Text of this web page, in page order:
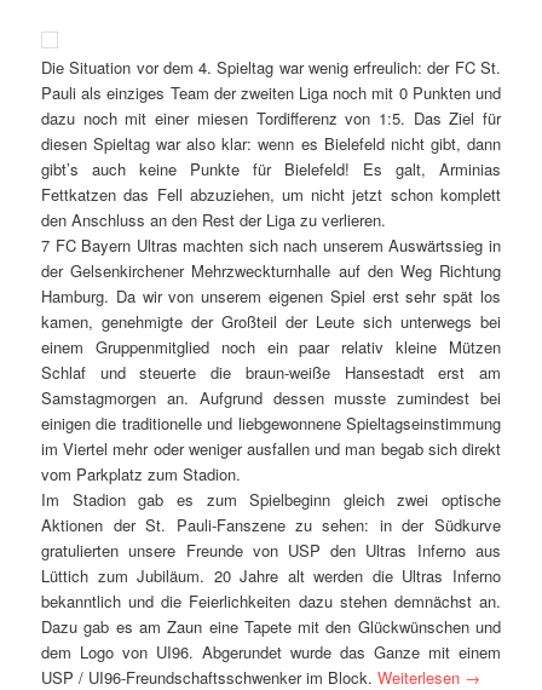
Die Situation vor dem 4. Spieltag war wenig erfreulich: der FC St.
Pauli als einziges Team der zweiten Liga noch mit 0 Punkten und
dazu noch mit einer miesen Tordifferenz von 1:5. Das Ziel für
diesen Spieltag war also klar: wenn es Bielefeldnicht gibt, dann
gibt’s auch keine Punkte für Bielefeld! Es galt, Arminias
Fettkatzen das Fell abzuziehen, um nicht jetzt schon komplett
den Anschluss an den Rest der Liga zu verlieren.
7 FC Bayern Ultras machten sich nach unserem Auswärtssieg in
der Gelsenkirchener Mehrzweckturnhalle auf den Weg Richtung
Hamburg. Da wir von unserem eigenen Spiel erst sehr spät los
kamen, genehmigte der Großteil der Leute sich unterwegs bei
einem Gruppenmitglied noch ein paar relativ kleine Mützen
Schlaf und steuerte die braun-weiße Hansestadt erst am
Samstagmorgen an. Aufgrund dessen musste zumindest bei
einigen die traditionelle und liebgewonnene Spieltagseinstimmung
im Viertel mehr oder weniger ausfallen und man begab sich direkt
vom Parkplatz zum Stadion.
Im Stadion gab es zum Spielbeginn gleich zwei optische
Aktionen der St. Pauli-Fanszene zu sehen: in der Südkurve
gratulierten unsere Freunde von USP den Ultras Inferno aus
Lüttich zum Jubiläum. 20 Jahre alt werden die Ultras Inferno
bekanntlich und die Feierlichkeiten dazu stehen demnächst an.
Dazu gab es am Zaun eine Tapete mit den Glückwünschen und
dem Logo von UI96. Abgerundet wurde das Ganze mit einem
USP / UI96-Freundschaftsschwenker im Block.Weiterlesen →